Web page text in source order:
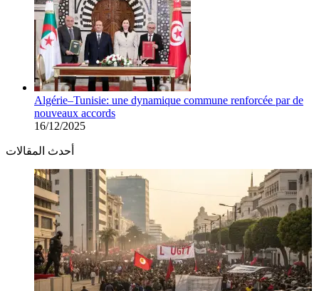
Algérie–Tunisie: une dynamique commune renforcée par de
nouveaux accords
16/12/2025
أحدث المقالات